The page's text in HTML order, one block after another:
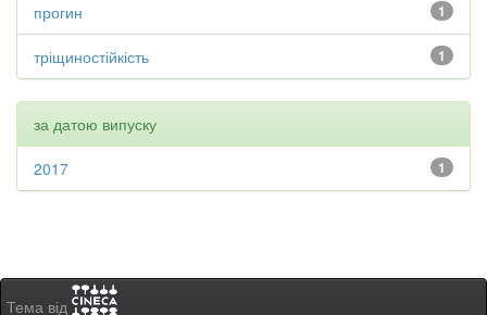
1
прогин
1
тріщиностійкість
за датою випуску
1
2017
Тема від